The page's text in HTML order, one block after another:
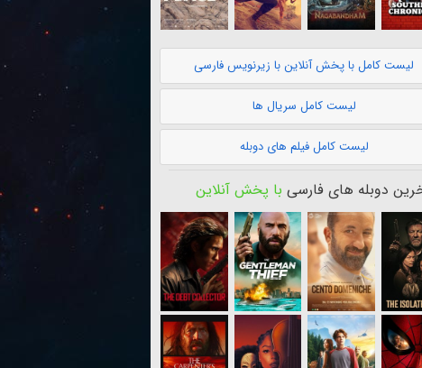
لیست کامل با پخش آنلاین با زیرنویس فارسی
لیست کامل سریال ها
لیست کامل فیلم های دوبله
دوبله های فارسی با پخش آنلاین